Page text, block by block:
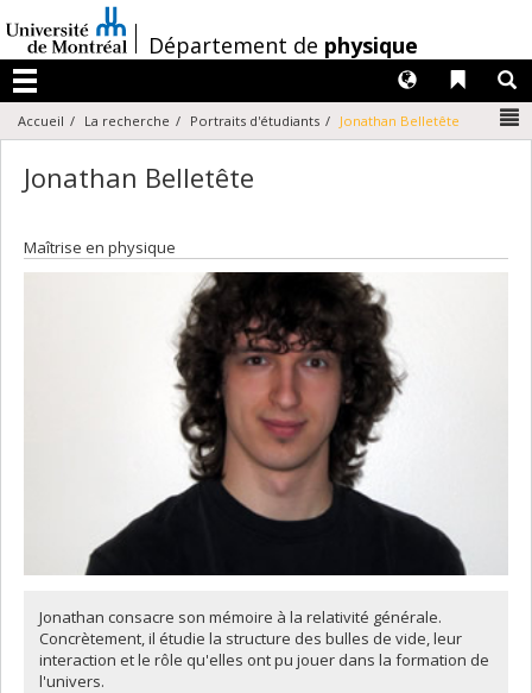
au
contenu
/Département de physique
Menu
Liens
Langues
Accueil La recherche Portraits d'étudiants Jonathan Belletête
Jonathan Belletête
Maîtrise en physique
Jonathan consacre son mémoire à la relativité générale.
Concrètement, il étudie la structure des bulles de vide, leur
interaction et le rôle qu'elles ont pu jouer dans la formation de
l'univers.